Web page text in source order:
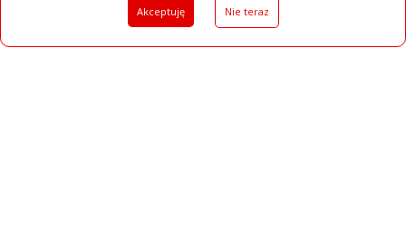
Akceptuję Nie teraz